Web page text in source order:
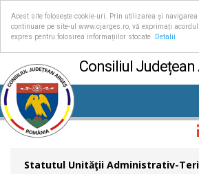
Acest site folosește cookie-uri. Prin utilizarea și navigarea
continuare pe site-ul www.cjarges.ro, vă exprimați acordul
expres pentru folosirea informațiilor stocate.
Detalii
Consiliul Județean
Statutul Unităţii Administrativ-